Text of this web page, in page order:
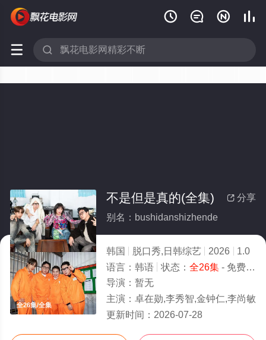
   
 
全26集/全集
 分享
不是但是真的(全集)
别名：bushidanshizhende
韩国 脱口秀,日韩综艺 2026
1.0
语言： 韩语 状态： 全26集- 免费在线播放
导演： 暂无
主演： 卓在勋,李秀智,金钟仁,李尚敏
更新时间： 2026-07-28